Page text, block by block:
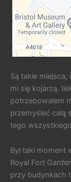
Są takie
mi się kojarzą.
potrzebowałem
przemyśleć całą
tego
Był taki moment
Royal Fort
przy budynkach